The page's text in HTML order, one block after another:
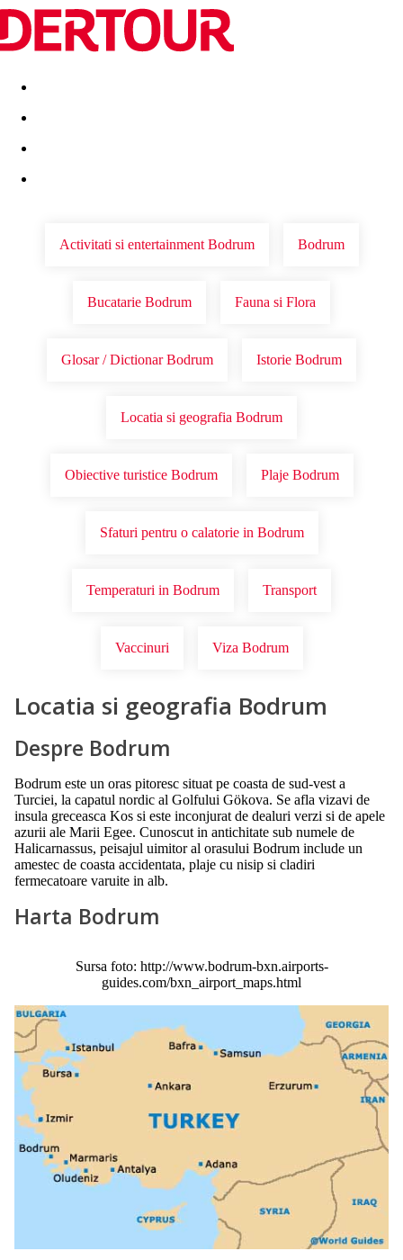
Destinatii Vacanta perfecta OFERTE DE NERATAT
Activitati si entertainment Bodrum Bodrum
Bucatarie Bodrum Fauna si Flora
Glosar / Dictionar Bodrum Istorie Bodrum
Locatia si geografia Bodrum
Obiective turistice Bodrum Plaje Bodrum
Sfaturi pentru o calatorie in Bodrum
Temperaturi in Bodrum Transport
Vaccinuri Viza Bodrum
Locatia si geografia Bodrum
Despre Bodrum
Bodrum este un oras pitoresc situat pe coasta de sud-vest a
Turciei, la capatul nordic al Golfului Gökova. Se afla vizavi de
insula greceasca Kos si este inconjurat de dealuri verzi si de apele
azurii ale Marii Egee. Cunoscut in antichitate sub numele de
Halicarnassus, peisajul uimitor al orasului Bodrum include un
amestec de coasta accidentata, plaje cu nisip si cladiri
fermecatoare varuite in alb.
Harta Bodrum
Sursa foto: http://www.bodrum-bxn.airports-
guides.com/bxn_airport_maps.html